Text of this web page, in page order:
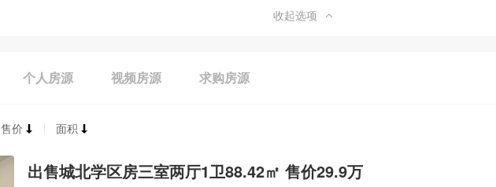
收起选项
个人房源 视频房源 求购房源
售价 面积
出售城北学区房三室两厅1卫88.42㎡ 售价29.9万